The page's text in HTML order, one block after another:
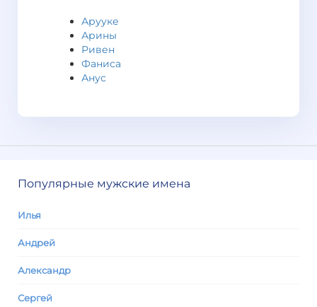
Арууке
Арины
Ривен
Фаниса
Анус
Популярные мужские имена
Илья
Андрей
Александр
Сергей